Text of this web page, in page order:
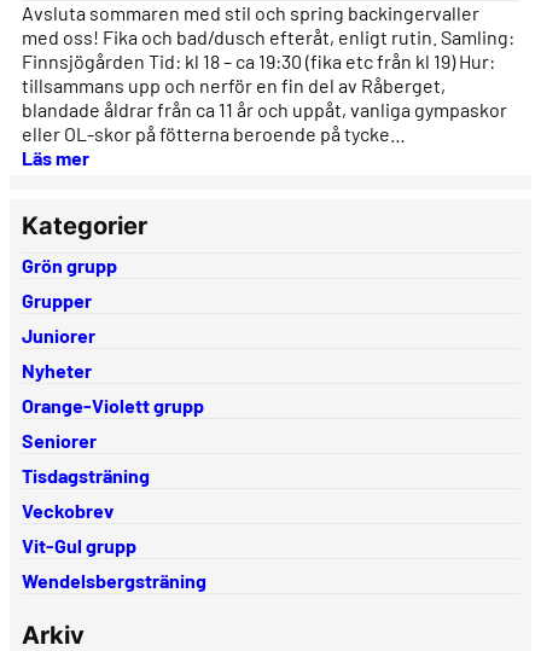
Avsluta sommaren med stil och spring backingervaller
med oss! Fika och bad/dusch efteråt, enligt rutin. Samling:
Finnsjögården Tid: kl 18 – ca 19:30 (fika etc från kl 19) Hur:
tillsammans upp och nerför en fin del av Råberget,
blandade åldrar från ca 11 år och uppåt, vanliga gympaskor
eller OL-skor på fötterna beroende på tycke…
Läs mer
Kategorier
Grön grupp
Grupper
Juniorer
Nyheter
Orange-Violett grupp
Seniorer
Tisdagsträning
Veckobrev
Vit-Gul grupp
Wendelsbergsträning
Arkiv